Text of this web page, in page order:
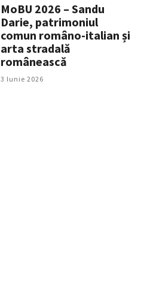
MoBU 2026 – Sandu
Darie, patrimoniul
comun româno-italian și
arta stradală
românească
3 Iunie 2026